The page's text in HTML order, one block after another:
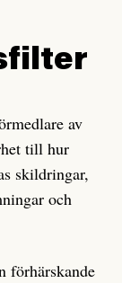
av
till hur
skildringar,
och
förhärskande